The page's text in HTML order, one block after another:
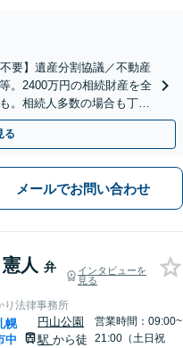
要】遺産分割協議／不動産
。2400万円の相続財産を全
。相続人多数の場合も丁寧
力します。
る
メールでお問い合わせ
人 弁
インタビューを
見る
り法律事務所
幌
中
円山公園
駅から徒
営業時間：09:00~
21:00（土日祝